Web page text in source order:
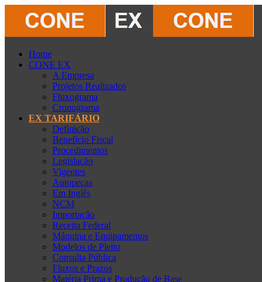
Home
CONE EX
A Empresa
Projetos Realizados
Fluxograma
Cronograma
EX TARIFÁRIO
Definição
Benefício Fiscal
Procedimentos
Legislação
Vigentes
Autopeças
Em Inglês
NCM
Importação
Receita Federal
Máquina e Equipamentos
Modelos de Pleito
Consulta Pública
Fluxos e Prazos
Matéria Prima e Produção de Base